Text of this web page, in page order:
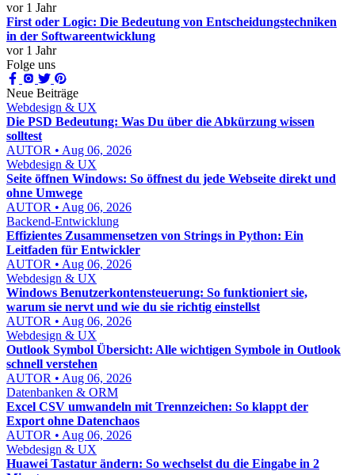
vor 1 Jahr
First oder Logic: Die Bedeutung von Entscheidungstechniken
in der Softwareentwicklung
vor 1 Jahr
Folge uns
Neue Beiträge
Webdesign & UX
Die PSD Bedeutung: Was Du über die Abkürzung wissen
solltest
AUTOR • Aug 06, 2026
Webdesign & UX
Seite öffnen Windows: So öffnest du jede Webseite direkt und
ohne Umwege
AUTOR • Aug 06, 2026
Backend-Entwicklung
Effizientes Zusammensetzen von Strings in Python: Ein
Leitfaden für Entwickler
AUTOR • Aug 06, 2026
Webdesign & UX
Windows Benutzerkontensteuerung: So funktioniert sie,
warum sie nervt und wie du sie richtig einstellst
AUTOR • Aug 06, 2026
Webdesign & UX
Outlook Symbol Übersicht: Alle wichtigen Symbole in Outlook
schnell verstehen
AUTOR • Aug 06, 2026
Datenbanken & ORM
Excel CSV umwandeln mit Trennzeichen: So klappt der
Export ohne Datenchaos
AUTOR • Aug 06, 2026
Webdesign & UX
Huawei Tastatur ändern: So wechselst du die Eingabe in 2